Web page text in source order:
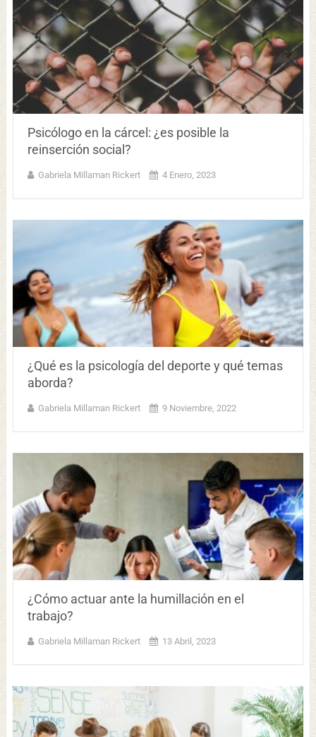
Psicólogo en la cárcel: ¿es posible la
reinserción social?
Gabriela Millaman Rickert 4 Enero, 2023
¿Qué es la psicología del deporte y qué temas
aborda?
Gabriela Millaman Rickert 9 Noviembre, 2022
¿Cómo actuar ante la humillación en el
trabajo?
Gabriela Millaman Rickert 13 Abril, 2023